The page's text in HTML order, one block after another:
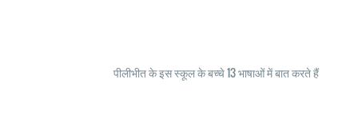
पीलीभीत के इस स्कूल के बच्चे 13 भाषाओं में बात करते हैं